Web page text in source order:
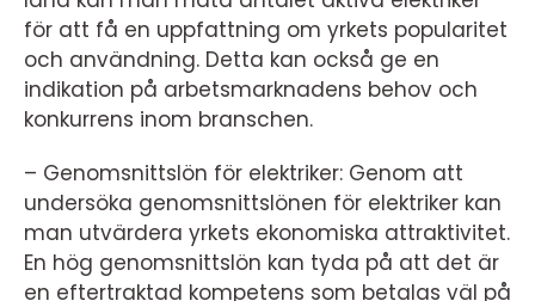
för att få en uppfattning om yrkets popularitet
och användning. Detta kan också ge en
indikation på arbetsmarknadens behov och
konkurrens inom branschen.
– Genomsnittslön för elektriker: Genom att
undersöka genomsnittslönen för elektriker kan
man utvärdera yrkets ekonomiska attraktivitet.
En hög genomsnittslön kan tyda på att det är
en eftertraktad kompetens som betalas väl på